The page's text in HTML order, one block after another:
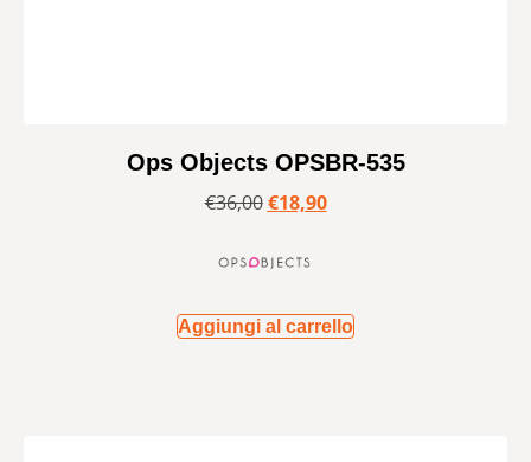
Ops Objects OPSBR-535
€36,00 €18,90
Aggiungi al carrello